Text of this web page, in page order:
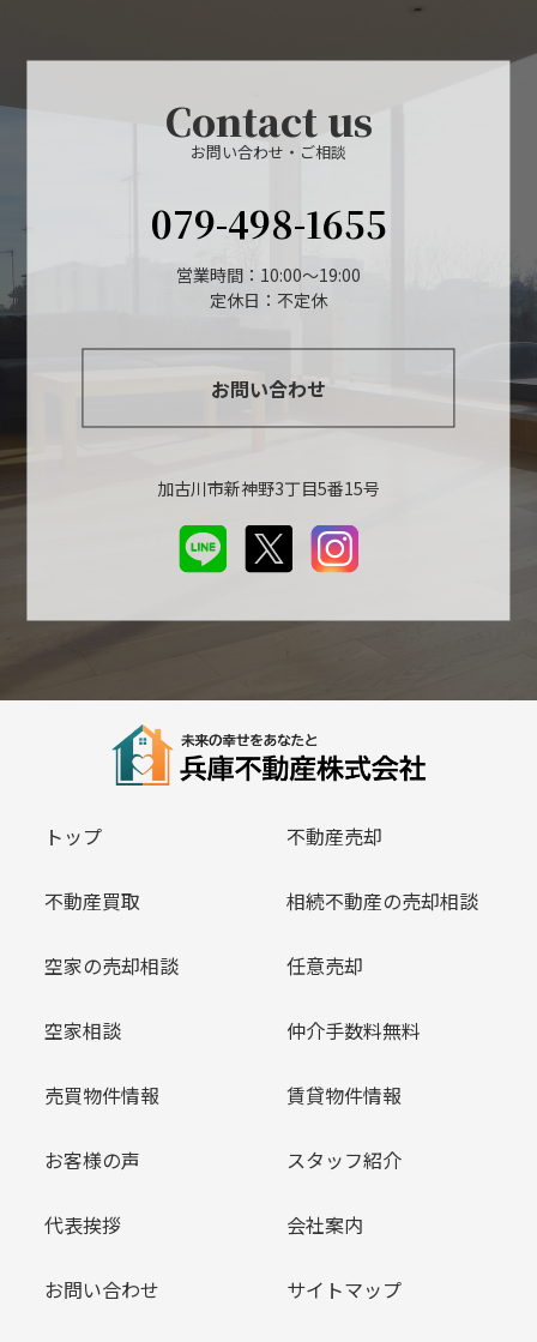
Contact us
お問い合わせ・ご相談
079-498-1655
営業時間：10:00～19:00
定休日：不定休
お問い合わせ
加古川市新神野3丁目5番15号
トップ 不動産売却
不動産買取 相続不動産の売却相談
空家の売却相談 任意売却
空家相談 仲介手数料無料
売買物件情報 賃貸物件情報
お客様の声 スタッフ紹介
代表挨拶 会社案内
お問い合わせ サイトマップ